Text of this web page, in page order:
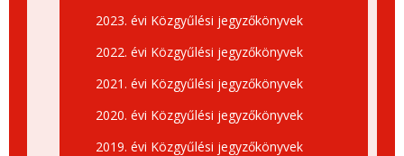
2023. évi Közgyűlési jegyzőkönyvek
2022. évi Közgyűlési jegyzőkönyvek
2021. évi Közgyűlési jegyzőkönyvek
2020. évi Közgyűlési jegyzőkönyvek
2019. évi Közgyűlési jegyzőkönyvek